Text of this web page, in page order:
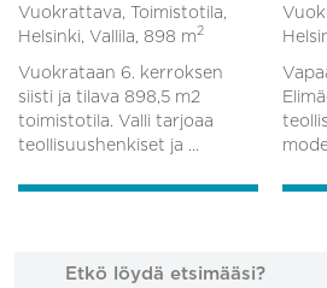
Vuokrattava, Toimistotila,
Helsinki, Vallila, 898 m2
Vuokrataan 6. kerroksen
siisti ja tilava 898,5 m2
toimistotila. Valli tarjoaa
teollisuushenkiset ja ...
Etkö löydä etsimääsi?